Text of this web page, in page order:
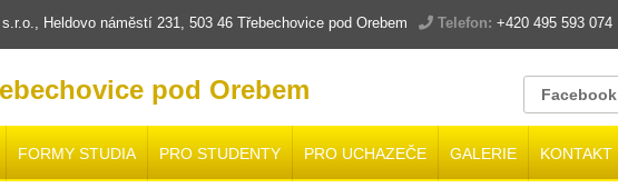
Heldovo náměstí 231, 503 46 Třebechovice pod Orebem Telefon: +420 495 593 074
pod Orebem Facebook
FORMY STUDIA PRO STUDENTY PRO UCHAZEČE GALERIE KONTAKT